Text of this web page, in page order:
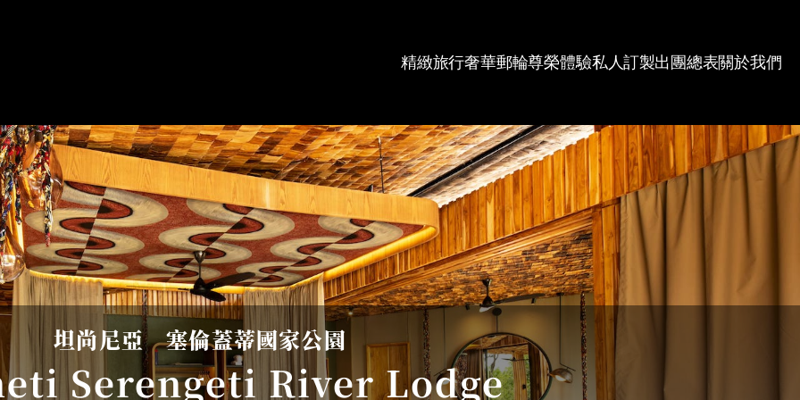
精緻旅行奢華郵輪尊榮體驗私人訂製出團總表關於我們
坦尚尼亞　塞倫蓋蒂國家公園
Serengeti River Lodge